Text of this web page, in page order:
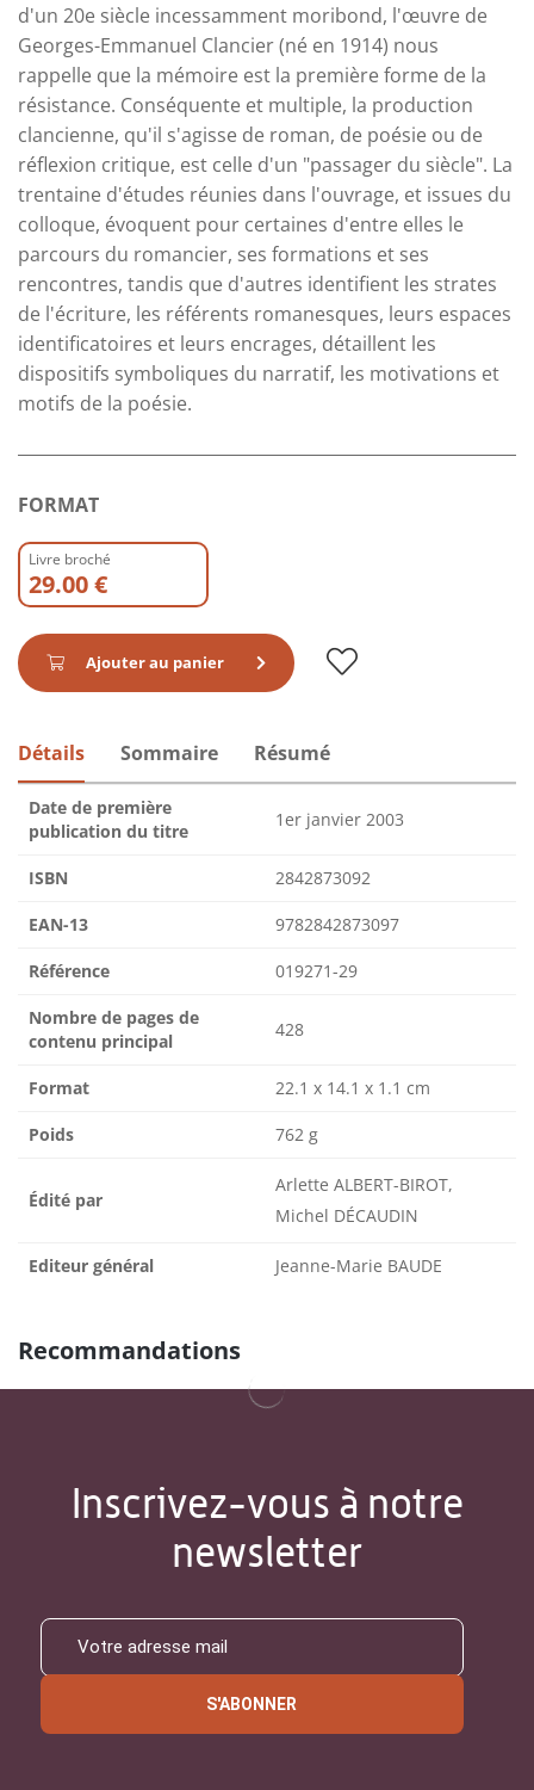
d'un 20e siècle incessamment moribond, l'œuvre de
Georges-Emmanuel Clancier (né en 1914) nous
rappelle que la mémoire est la première forme de la
résistance. Conséquente et multiple, la production
clancienne, qu'il s'agisse de roman, de poésie ou de
réflexion critique, est celle d'un "passager du siècle". La
trentaine d'études réunies dans l'ouvrage, et issues du
colloque, évoquent pour certaines d'entre elles le
parcours du romancier, ses formations et ses
rencontres, tandis que d'autres identifient les strates
de l'écriture, les référents romanesques, leurs espaces
identificatoires et leurs encrages, détaillent les
dispositifs symboliques du narratif, les motivations et
motifs de la poésie.
FORMAT
Livre broché
29.00 €
Ajouter au panier
Détails Sommaire Résumé
Date de première
publication du titre
1er janvier 2003
ISBN 2842873092
EAN-13 9782842873097
Référence 019271-29
Nombre de pages de
contenu principal
428
Format 22.1 x 14.1 x 1.1 cm
Poids 762 g
Édité par
Arlette ALBERT-BIROT,
Michel DÉCAUDIN
Editeur général Jeanne-Marie BAUDE
Recommandations
Inscrivez-vous à notre
newsletter
S'ABONNER